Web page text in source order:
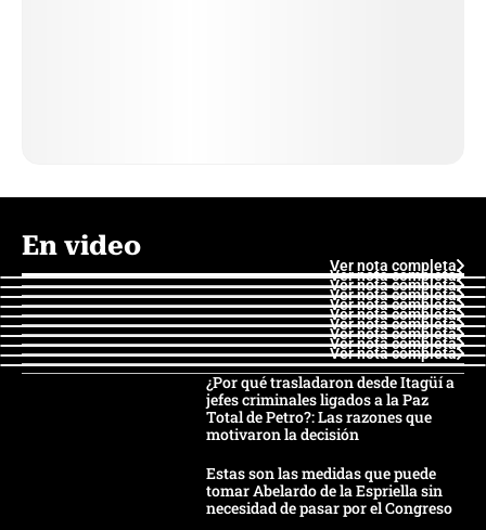
En video
Ver nota completa
Ver nota completa
Ver nota completa
Ver nota completa
Ver nota completa
Ver nota completa
Ver nota completa
Ver nota completa
Ver nota completa
Ver nota completa
¿Por qué trasladaron desde Itagüí a
jefes criminales ligados a la Paz
Total de Petro?: Las razones que
motivaron la decisión
Estas son las medidas que puede
tomar Abelardo de la Espriella sin
necesidad de pasar por el Congreso